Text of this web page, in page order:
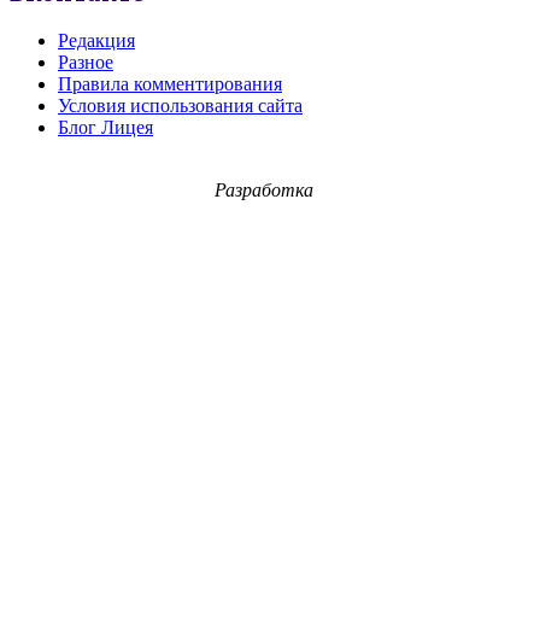
Редакция
Разное
Правила комментирования
Условия использования сайта
Блог Лицея
Разработка